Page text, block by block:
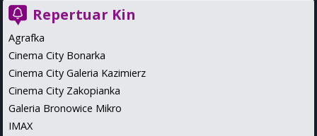
Repertuar Kin
Agrafka
Cinema City Bonarka
Cinema City Galeria Kazimierz
Cinema City Zakopianka
Galeria Bronowice Mikro
IMAX